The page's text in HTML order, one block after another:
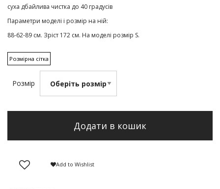
суха дбайлива чистка до 40 градусів
Параметри моделі і розмір на ній:
88-62-89 см. Зріст 172 см. На моделі розмір S.
Розмірна сітка
Розмір
Додати в кошик
Add to Wishlist